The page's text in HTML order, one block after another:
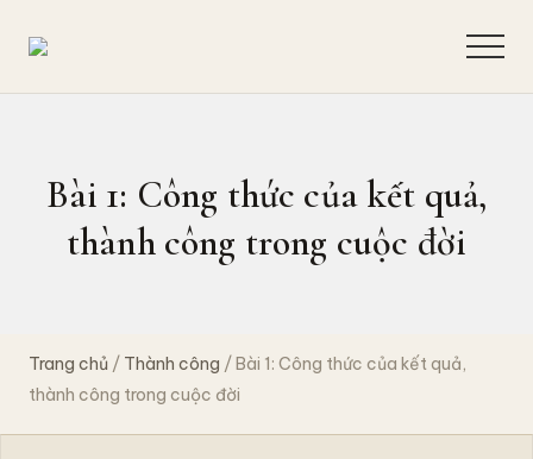
main
qua
primary
sát
ngẫm
bản
chất,
để
chia
sẻ
hành
Menu
Bài 1: Công thức của kết quả,
thành công trong cuộc đời
Trang chủ / Thành công / Bài 1: Công thức của kết quả,
thành công trong cuộc đời